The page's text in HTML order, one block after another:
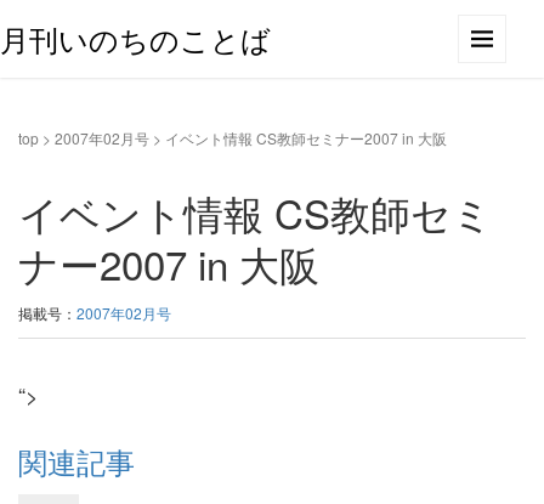
月刊いのちのことば
top > 2007年02月号 > イベント情報 CS教師セミナー2007 in 大阪
イベント情報 CS教師セミ
ナー2007 in 大阪
掲載号： 2007年02月号
“>
関連記事